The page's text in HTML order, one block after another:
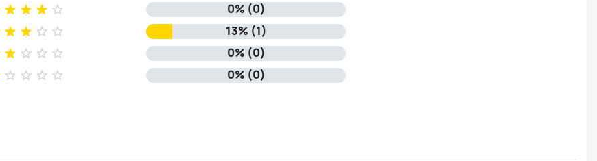
    0% (0)
    13% (1)
    0% (0)
    0% (0)